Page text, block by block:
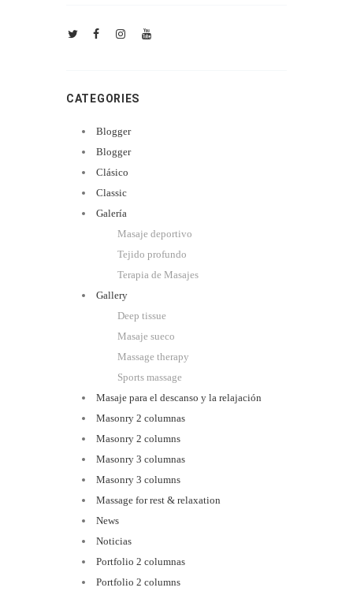
CATEGORIES
Blogger
Blogger
Clásico
Classic
Galería
Masaje deportivo
Tejido profundo
Terapia de Masajes
Gallery
Deep tissue
Masaje sueco
Massage therapy
Sports massage
Masaje para el descanso y la relajación
Masonry 2 columnas
Masonry 2 columns
Masonry 3 columnas
Masonry 3 columns
Massage for rest & relaxation
News
Noticias
Portfolio 2 columnas
Portfolio 2 columns